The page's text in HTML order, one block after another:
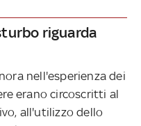
riguarda
nell'esperienza dei
erano circoscritti al
all'utilizzo dello